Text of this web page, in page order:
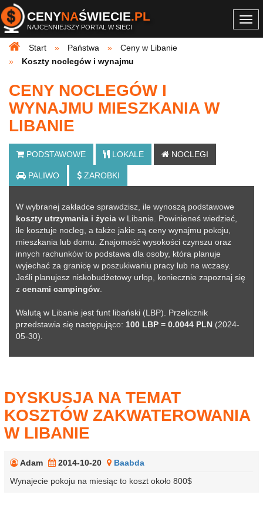
CENYNAŚWIECIE.PL
NAJCENNIEJSZY PORTAL W SIECI
Start
Państwa
Ceny w Libanie
Koszty noclegów i wynajmu
CENY NOCLEGÓW I
WYNAJMU MIESZKANIA W
LIBANIE
PODSTAWOWE LOKALE NOCLEGI
PALIWO ZAROBKI
W wybranej zakładce sprawdzisz, ile wynoszą podstawowe
koszty utrzymania i życia w Libanie. Powinieneś wiedzieć,
ile kosztuje nocleg, a także jakie są ceny wynajmu pokoju,
mieszkania lub domu. Znajomość wysokości czynszu oraz
innych rachunków to podstawa dla osoby, która planuje
wyjechać za granicę w poszukiwaniu pracy lub na wczasy.
Jeśli planujesz niskobudżetowy urlop, koniecznie zapoznaj się
z cenami campingów
Walutą w Libanie jest funt libański (LBP). Przelicznik
przedstawia się następująco: 100 LBP = 0.0044 PLN (2024-
05-30).
DYSKUSJA NA TEMAT
KOSZTÓW ZAKWATEROWANIA
W LIBANIE
Adam 2014-10-20
Baabda
Wynajecie pokoju na miesiąc to koszt około 800$